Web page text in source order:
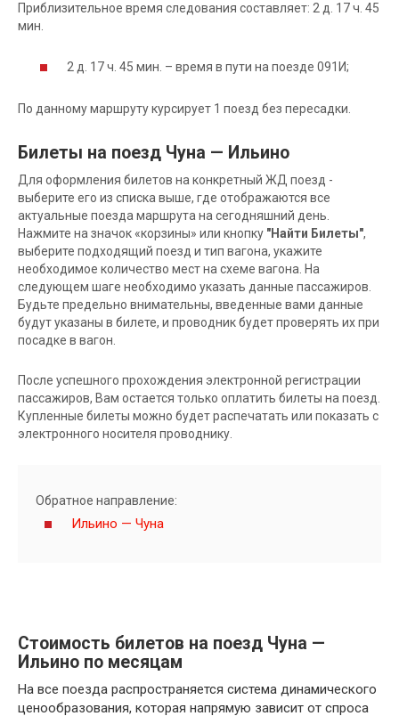
Приблизительное время следования составляет: 2 д. 17 ч. 45
мин.
2 д. 17 ч. 45 мин. – время в пути на поезде 091И;
По данному маршруту курсирует 1 поезд без пересадки.
Билеты на поезд Чуна — Ильино
Для оформления билетов на конкретный ЖД поезд -
выберите его из списка выше, где отображаются все
актуальные поезда маршрута на сегодняшний день.
Нажмите на значок «корзины» или кнопку "Найти Билеты",
выберите подходящий поезд и тип вагона, укажите
необходимое количество мест на схеме вагона. На
следующем шаге необходимо указать данные пассажиров.
Будьте предельно внимательны, введенные вами данные
будут указаны в билете, и проводник будет проверять их при
посадке в вагон.
После успешного прохождения электронной регистрации
пассажиров, Вам остается только оплатить билеты на поезд.
Купленные билеты можно будет распечатать или показать с
электронного носителя проводнику.
Обратное направление:
Ильино — Чуна
Стоимость билетов на поезд Чуна —
Ильино по месяцам
На все поезда распространяется система динамического
ценообразования, которая напрямую зависит от спроса